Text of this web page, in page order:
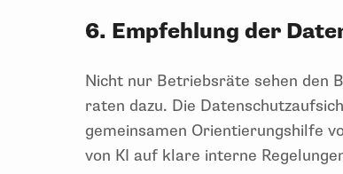
6. Empfehlung der
Nicht nur Betriebsräte sehen den
raten dazu. Die
gemeinsamen Orientierungshilfe
von KI auf klare interne